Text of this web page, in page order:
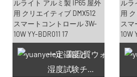
一定温度と
湿度試験チャンバー